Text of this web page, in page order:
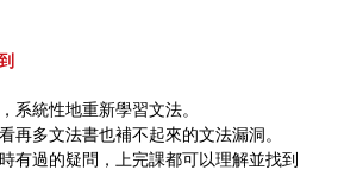
系統性地重新學習文法。
再多文法書也補不起來的文法漏洞。
有過的疑問，上完課都可以理解並找到